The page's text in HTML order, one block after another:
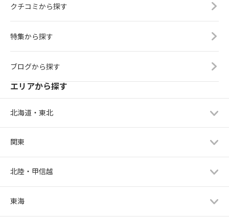
クチコミから探す
特集から探す
ブログから探す
エリアから探す
北海道・東北
関東
北陸・甲信越
東海